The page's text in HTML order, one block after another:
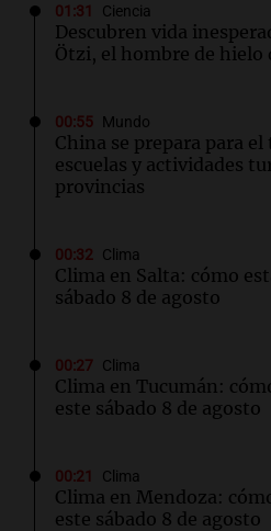
01:31 Ciencia
Descubren vida
Ötzi, el hombre de hielo
00:55 Mundo
China se prepara para
escuelas y actividades
provincias
00:32 Clima
Clima en Salta: cómo
sábado 8 de agosto
00:27 Clima
Clima en Tucumán:
este sábado 8 de agosto
00:21 Clima
Clima en Mendoza:
este sábado 8 de agosto